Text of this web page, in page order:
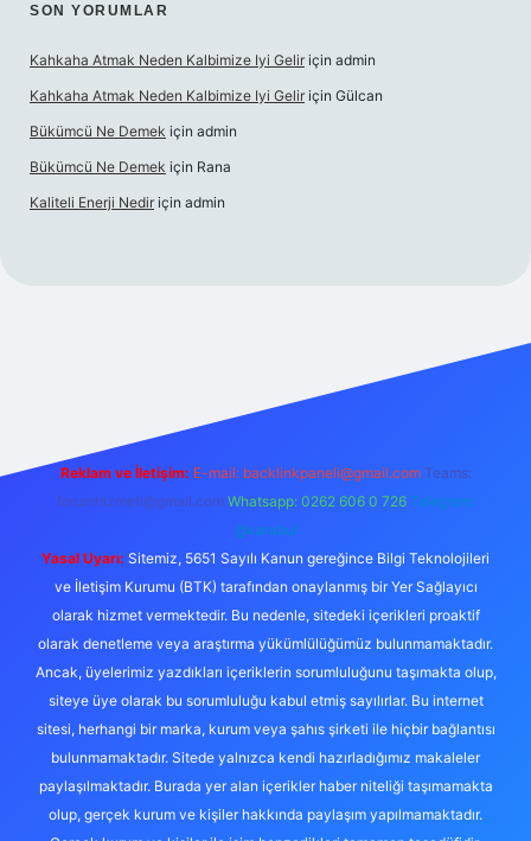
SON YORUMLAR
Kahkaha Atmak Neden Kalbimize Iyi Gelir için admin
Kahkaha Atmak Neden Kalbimize Iyi Gelir için Gülcan
Bükümcü Ne Demek için admin
Bükümcü Ne Demek için Rana
Kaliteli Enerji Nedir için admin
Reklam ve İletişim: E-mail: backlinkpaneli@gmail.com Teams:
forumhizmeti@gmail.com Whatsapp: 0262 606 0 726 Telegram:
@karabul
Yasal Uyarı: Sitemiz, 5651 Sayılı Kanun gereğince Bilgi Teknolojileri
ve İletişim Kurumu (BTK) tarafından onaylanmış bir Yer Sağlayıcı
olarak hizmet vermektedir. Bu nedenle, sitedeki içerikleri proaktif
olarak denetleme veya araştırma yükümlülüğümüz bulunmamaktadır.
Ancak, üyelerimiz yazdıkları içeriklerin sorumluluğunu taşımakta olup,
siteye üye olarak bu sorumluluğu kabul etmiş sayılırlar. Bu internet
sitesi, herhangi bir marka, kurum veya şahıs şirketi ile hiçbir bağlantısı
bulunmamaktadır. Sitede yalnızca kendi hazırladığımız makaleler
paylaşılmaktadır. Burada yer alan içerikler haber niteliği taşımamakta
olup, gerçek kurum ve kişiler hakkında paylaşım yapılmamaktadır.